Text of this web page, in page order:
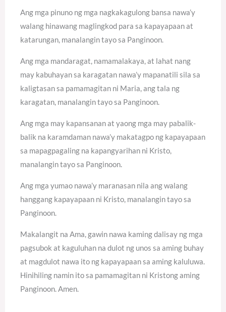
Ang mga pinuno ng mga nagkakagulong bansa nawa’y
walang hinawang maglingkod para sa kapayapaan at
katarungan, manalangin tayo sa Panginoon.
Ang mga mandaragat, namamalakaya, at lahat nang
may kabuhayan sa karagatan nawa’y mapanatili sila sa
kaligtasan sa pamamagitan ni Maria, ang tala ng
karagatan, manalangin tayo sa Panginoon.
Ang mga may kapansanan at yaong mga may pabalik-
balik na karamdaman nawa’y makatagpo ng kapayapaan
sa mapagpagaling na kapangyarihan ni Kristo,
manalangin tayo sa Panginoon.
Ang mga yumao nawa’y maranasan nila ang walang
hanggang kapayapaan ni Kristo, manalangin tayo sa
Panginoon.
Makalangit na Ama, gawin nawa kaming dalisay ng mga
pagsubok at kaguluhan na dulot ng unos sa aming buhay
at magdulot nawa ito ng kapayapaan sa aming kaluluwa.
Hinihiling namin ito sa pamamagitan ni Kristong aming
Panginoon. Amen.